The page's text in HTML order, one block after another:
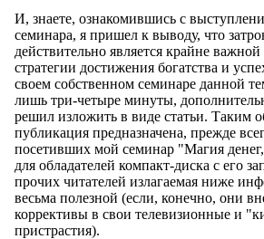
И, знаете, ознакомившись с
семинара, я пришел к выводу, что
действительно является крайне
стратегии достижения богатства и
своем собственном семинаре данной
лишь три-четыре минуты,
решил изложить в виде статьи. Таким
публикация предназначена, прежде
посетивших мой семинар "Магия
для обладателей компакт-диска с его
прочих читателей излагаемая ниже
весьма полезной (если, конечно, они
коррективы в свои телевизионные и
пристрастия).